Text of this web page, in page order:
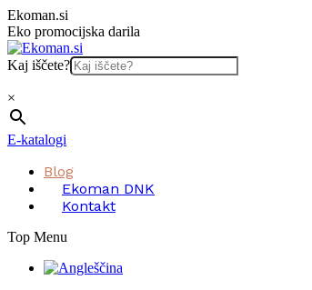
Skip
to
content
Ekoman.si
Eko promocijska darila
Kaj iščete?
×
E-katalogi
Blog
Ekoman DNK
Kontakt
Top Menu